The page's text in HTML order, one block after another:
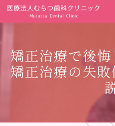
矯正治療で後悔
矯正治療の失